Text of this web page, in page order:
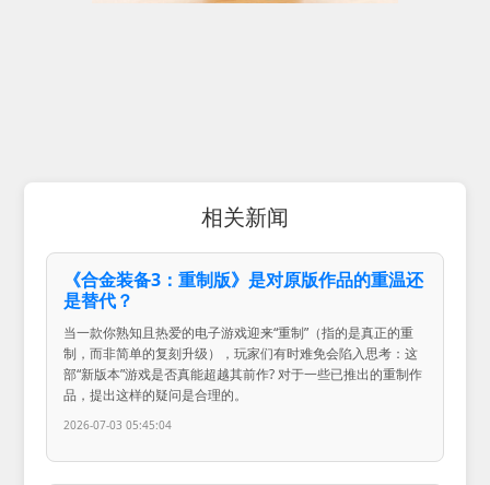
相关新闻
《合金装备3：重制版》是对原版作品的重温还
是替代？
当一款你熟知且热爱的电子游戏迎来“重制”（指的是真正的重
制，而非简单的复刻升级），玩家们有时难免会陷入思考：这
部“新版本”游戏是否真能超越其前作? 对于一些已推出的重制作
品，提出这样的疑问是合理的。
2026-07-03 05:45:04